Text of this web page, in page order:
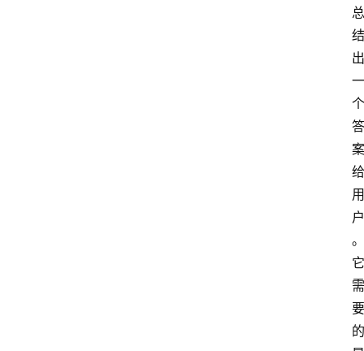
总
结
出
一
个
答
案
给
用
户
。
它
需
要
的